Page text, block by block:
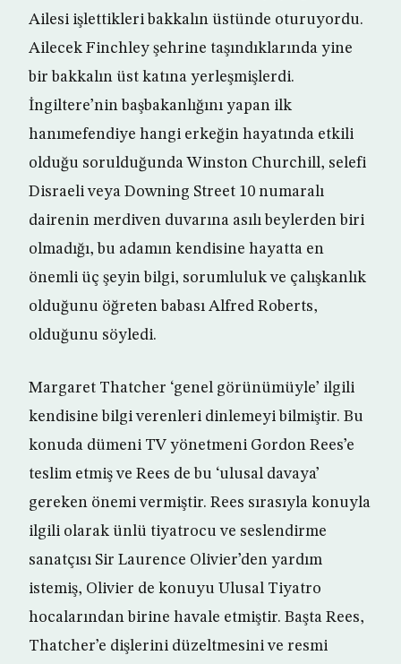
Ailesi işlettikleri bakkalın üstünde oturuyordu.
Ailecek Finchley şehrine taşındıklarında yine
bir bakkalın üst katına yerleşmişlerdi.
İngiltere’nin başbakanlığını yapan ilk
hanımefendiye hangi erkeğin hayatında etkili
olduğu sorulduğunda Winston Churchill, selefi
Disraeli veya Downing Street 10 numaralı
dairenin merdiven duvarına asılı beylerden biri
olmadığı, bu adamın kendisine hayatta en
önemli üç şeyin bilgi, sorumluluk ve çalışkanlık
olduğunu öğreten babası Alfred Roberts,
olduğunu söyledi.
Margaret Thatcher ‘genel görünümüyle’ ilgili
kendisine bilgi verenleri dinlemeyi bilmiştir. Bu
konuda dümeni TV yönetmeni Gordon Rees’e
teslim etmiş ve Rees de bu ‘ulusal davaya’
gereken önemi vermiştir. Rees sırasıyla konuyla
ilgili olarak ünlü tiyatrocu ve seslendirme
sanatçısı Sir Laurence Olivier’den yardım
istemiş, Olivier de konuyu Ulusal Tiyatro
hocalarından birine havale etmiştir. Başta Rees,
Thatcher’e dişlerini düzeltmesini ve resmi